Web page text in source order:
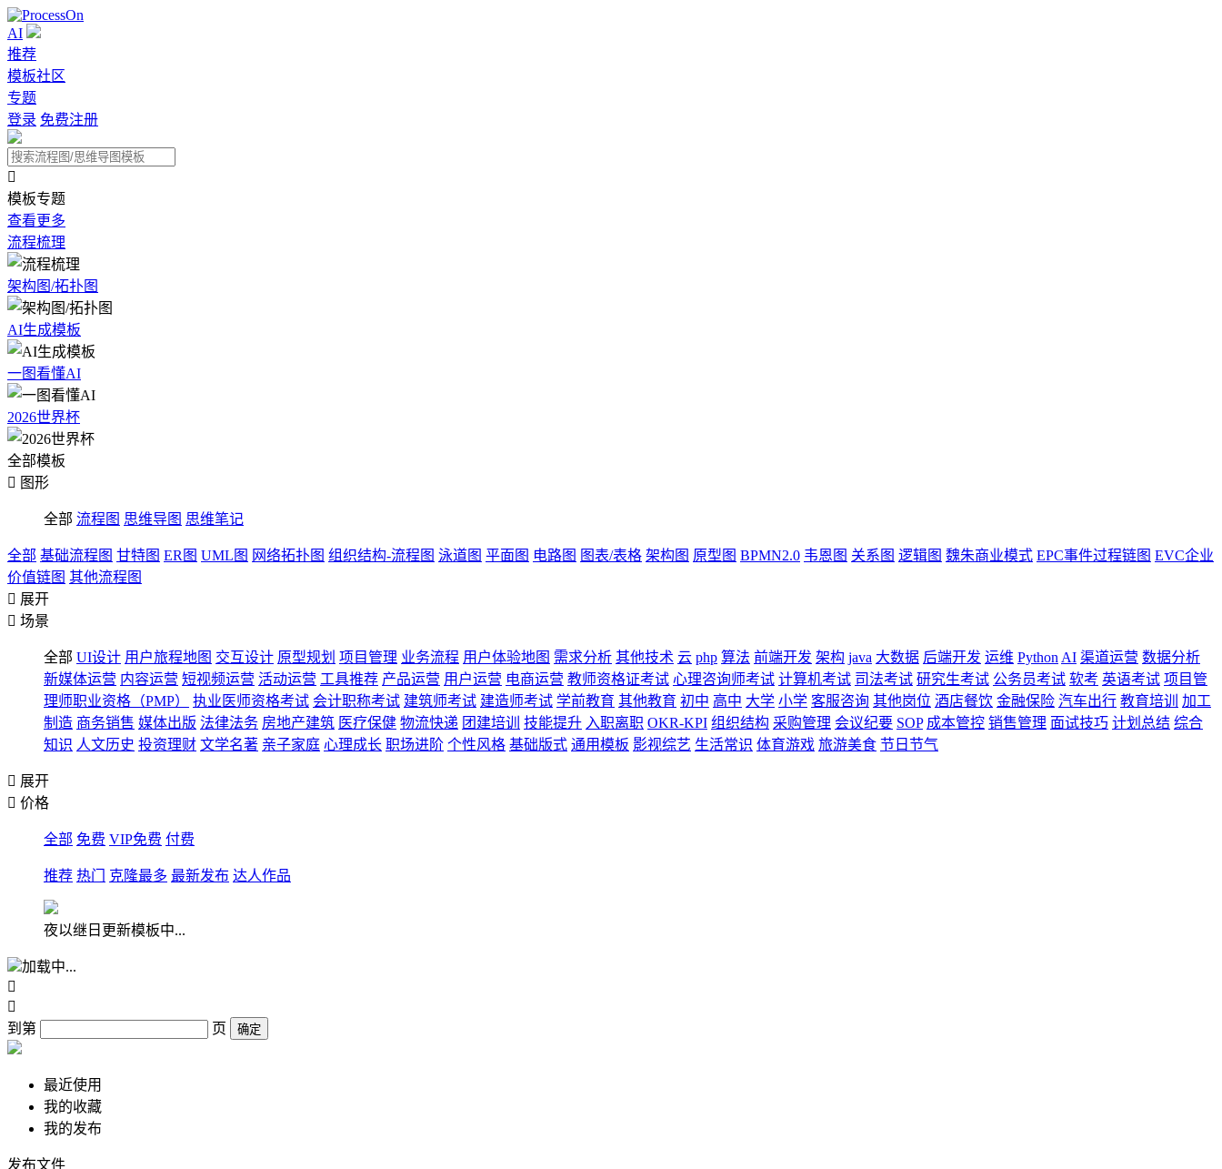
AI
推荐
模板社区
专题
登录 免费注册

模板专题
查看更多
流程梳理
架构图/拓扑图
AI生成模板
一图看懂AI
2026世界杯
全部模板
 图形
全部 流程图 思维导图 思维笔记
全部 基础流程图 甘特图 ER图 UML图 网络拓扑图 组织结构-流程图 泳道图 平面图 电路图 图表/表格 架构图 原型图 BPMN2.0 韦恩图 关系图 逻辑图 魏朱商业模式 EPC事件过程链图 EVC企业
价值链图 其他流程图
 展开
 场景
全部 UI设计 用户旅程地图 交互设计 原型规划 项目管理 业务流程 用户体验地图 需求分析 其他技术 云 php 算法 前端开发 架构 java 大数据 后端开发 运维 Python AI 渠道运营 数据分析
新媒体运营 内容运营 短视频运营 活动运营 工具推荐 产品运营 用户运营 电商运营 教师资格证考试 心理咨询师考试 计算机考试 司法考试 研究生考试 公务员考试 软考 英语考试 项目管
理师职业资格（PMP）
执业医师资格考试 会计职称考试 建筑师考试 建造师考试 学前教育 其他教育 初中 高中 大学 小学 客服咨询 其他岗位 酒店餐饮 金融保险 汽车出行 教育培训
加工
制造 商务销售 媒体出版 法律法务 房地产建筑 医疗保健 物流快递 团建培训 技能提升 入职离职 OKR-KPI 组织结构 采购管理 会议纪要 SOP 成本管控 销售管理 面试技巧 计划总结 综合
知识 人文历史 投资理财 文学名著 亲子家庭 心理成长 职场进阶 个性风格 基础版式 通用模板 影视综艺 生活常识 体育游戏 旅游美食 节日节气
 展开
 价格
全部 免费 VIP免费 付费
推荐 热门 克隆最多 最新发布 达人作品
夜以继日更新模板中...
加载中...


到第
页 确定
最近使用
我的收藏
我的发布
发布文件